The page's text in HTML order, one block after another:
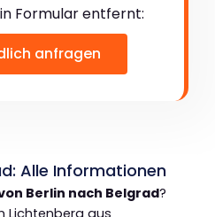
Formular entfernt:
anfragen
Alle Informationen
Berlin nach Belgrad?
Lichtenberg aus